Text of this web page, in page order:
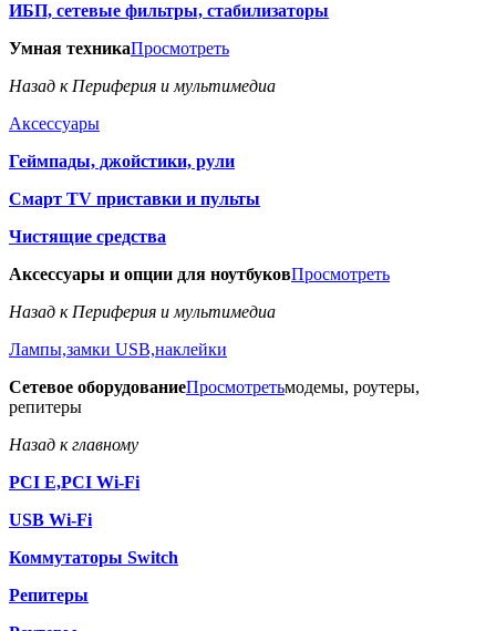
ИБП, сетевые фильтры, стабилизаторы
Умная техникаПросмотреть
Назад к Периферия и мультимедиа
Аксессуары
Геймпады, джойстики, рули
Смарт TV приставки и пульты
Чистящие средства
Аксессуары и опции для ноутбуковПросмотреть
Назад к Периферия и мультимедиа
Лампы,замки USB,наклейки
Сетевое оборудованиеПросмотретьмодемы, роутеры,
репитеры
Назад к главному
PCI E,PCI Wi-Fi
USB Wi-Fi
Коммутаторы Switch
Репитеры